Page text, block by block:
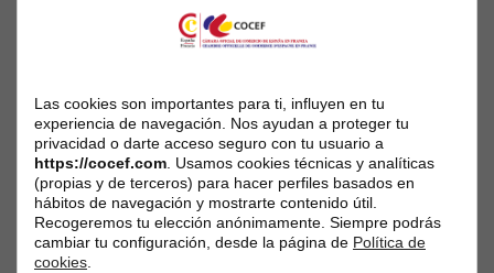
GROUPEGZ
Las cookies son importantes para ti, influyen en tu
experiencia de navegación. Nos ayudan a proteger tu
privacidad o darte acceso seguro con tu usuario a
https://cocef.com. Usamos cookies técnicas y analíticas
(propias y de terceros) para hacer perfiles basados en
hábitos de navegación y mostrarte contenido útil.
Recogeremos tu elección anónimamente. Siempre podrás
cambiar tu configuración, desde la página de Política de
cookies.